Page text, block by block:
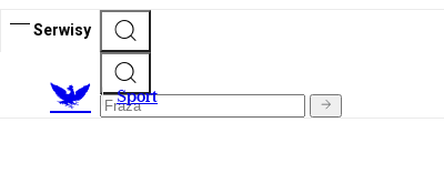
Serwisy
Sport